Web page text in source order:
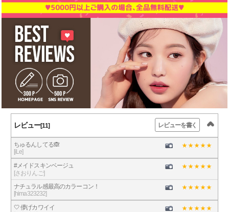
レビュー[11]
ちゅるんしてる🙈
[iLe]
#メイドスキンベージュ
[さおりんご]
ナチュラル感最高のカラーコン！
[hima323232]
🤍 儚げカワイイ
レビューを書く